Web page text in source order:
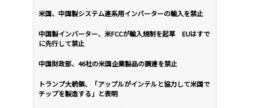
米国、中国製システム連系用インバーターの輸入を禁止
中国製インバーター、米FCCが輸入規制を起草 EUはすで
に先行して禁止
中国財政部、46社の米国企業製品の調達を禁止
トランプ大統領、「アップルがインテルと協力して米国で
チップを製造する」と表明